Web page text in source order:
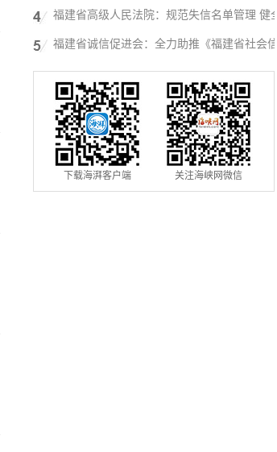
统赋能实体经济
福建省高级人民法院：规范失信名单管理 健全
信用修复机制
福建省诚信促进会：全力助推《福建省社会信
用条例》落地见效
下载海湃客户端 关注海峡网微信